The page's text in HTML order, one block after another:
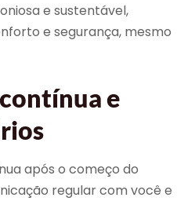
e sustentável,
e segurança, mesmo
e
após o começo do
regular com você e